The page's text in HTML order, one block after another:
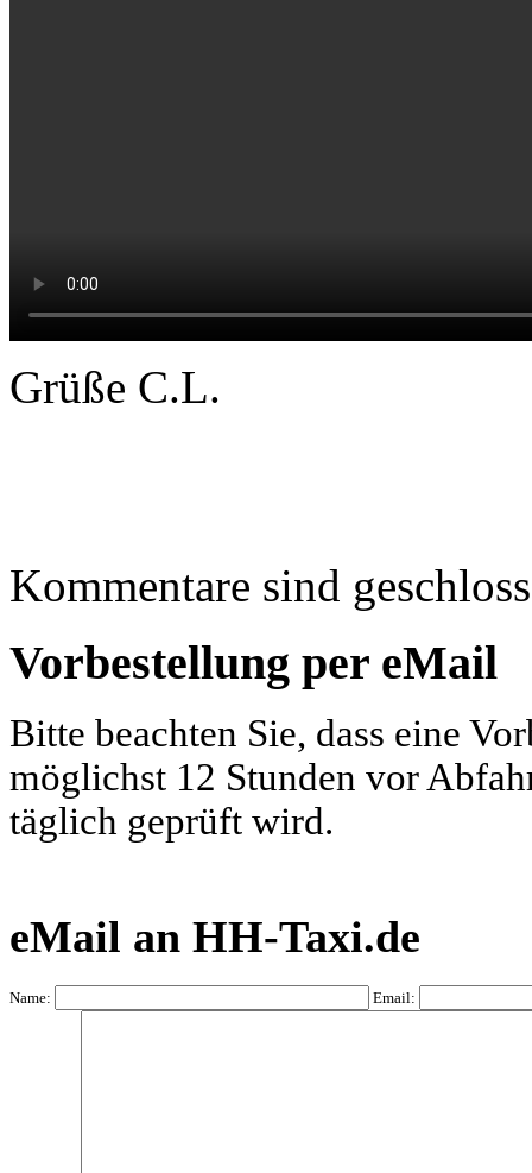
Grüße C.L.
Kommentare sind
Vorbestellung per eMail
Bitte beachten Sie, dass eine
möglichst 12 Stunden vor
täglich geprüft wird.
eMail an HH-Taxi.de
Name: Email: